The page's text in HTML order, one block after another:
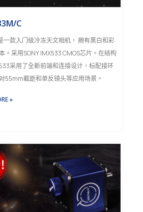
C
一款入门级冷冻天文相机， 拥有黑白和彩
。采用SONY IMX533 CMOS芯片。在结构
采用了全新前端和连接设计，标配接环
55mm截距和单反镜头等应用场景。
»